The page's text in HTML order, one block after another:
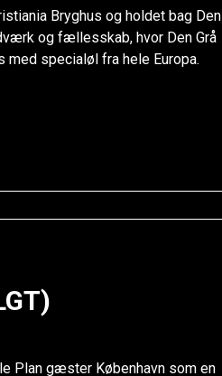
Bryghus og holdet bag Den
og fællesskab, hvor Den Grå
specialøl fra hele Europa.
Plan gæster København som en